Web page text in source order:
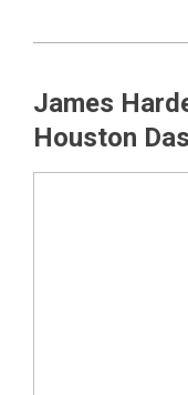
James
Houston